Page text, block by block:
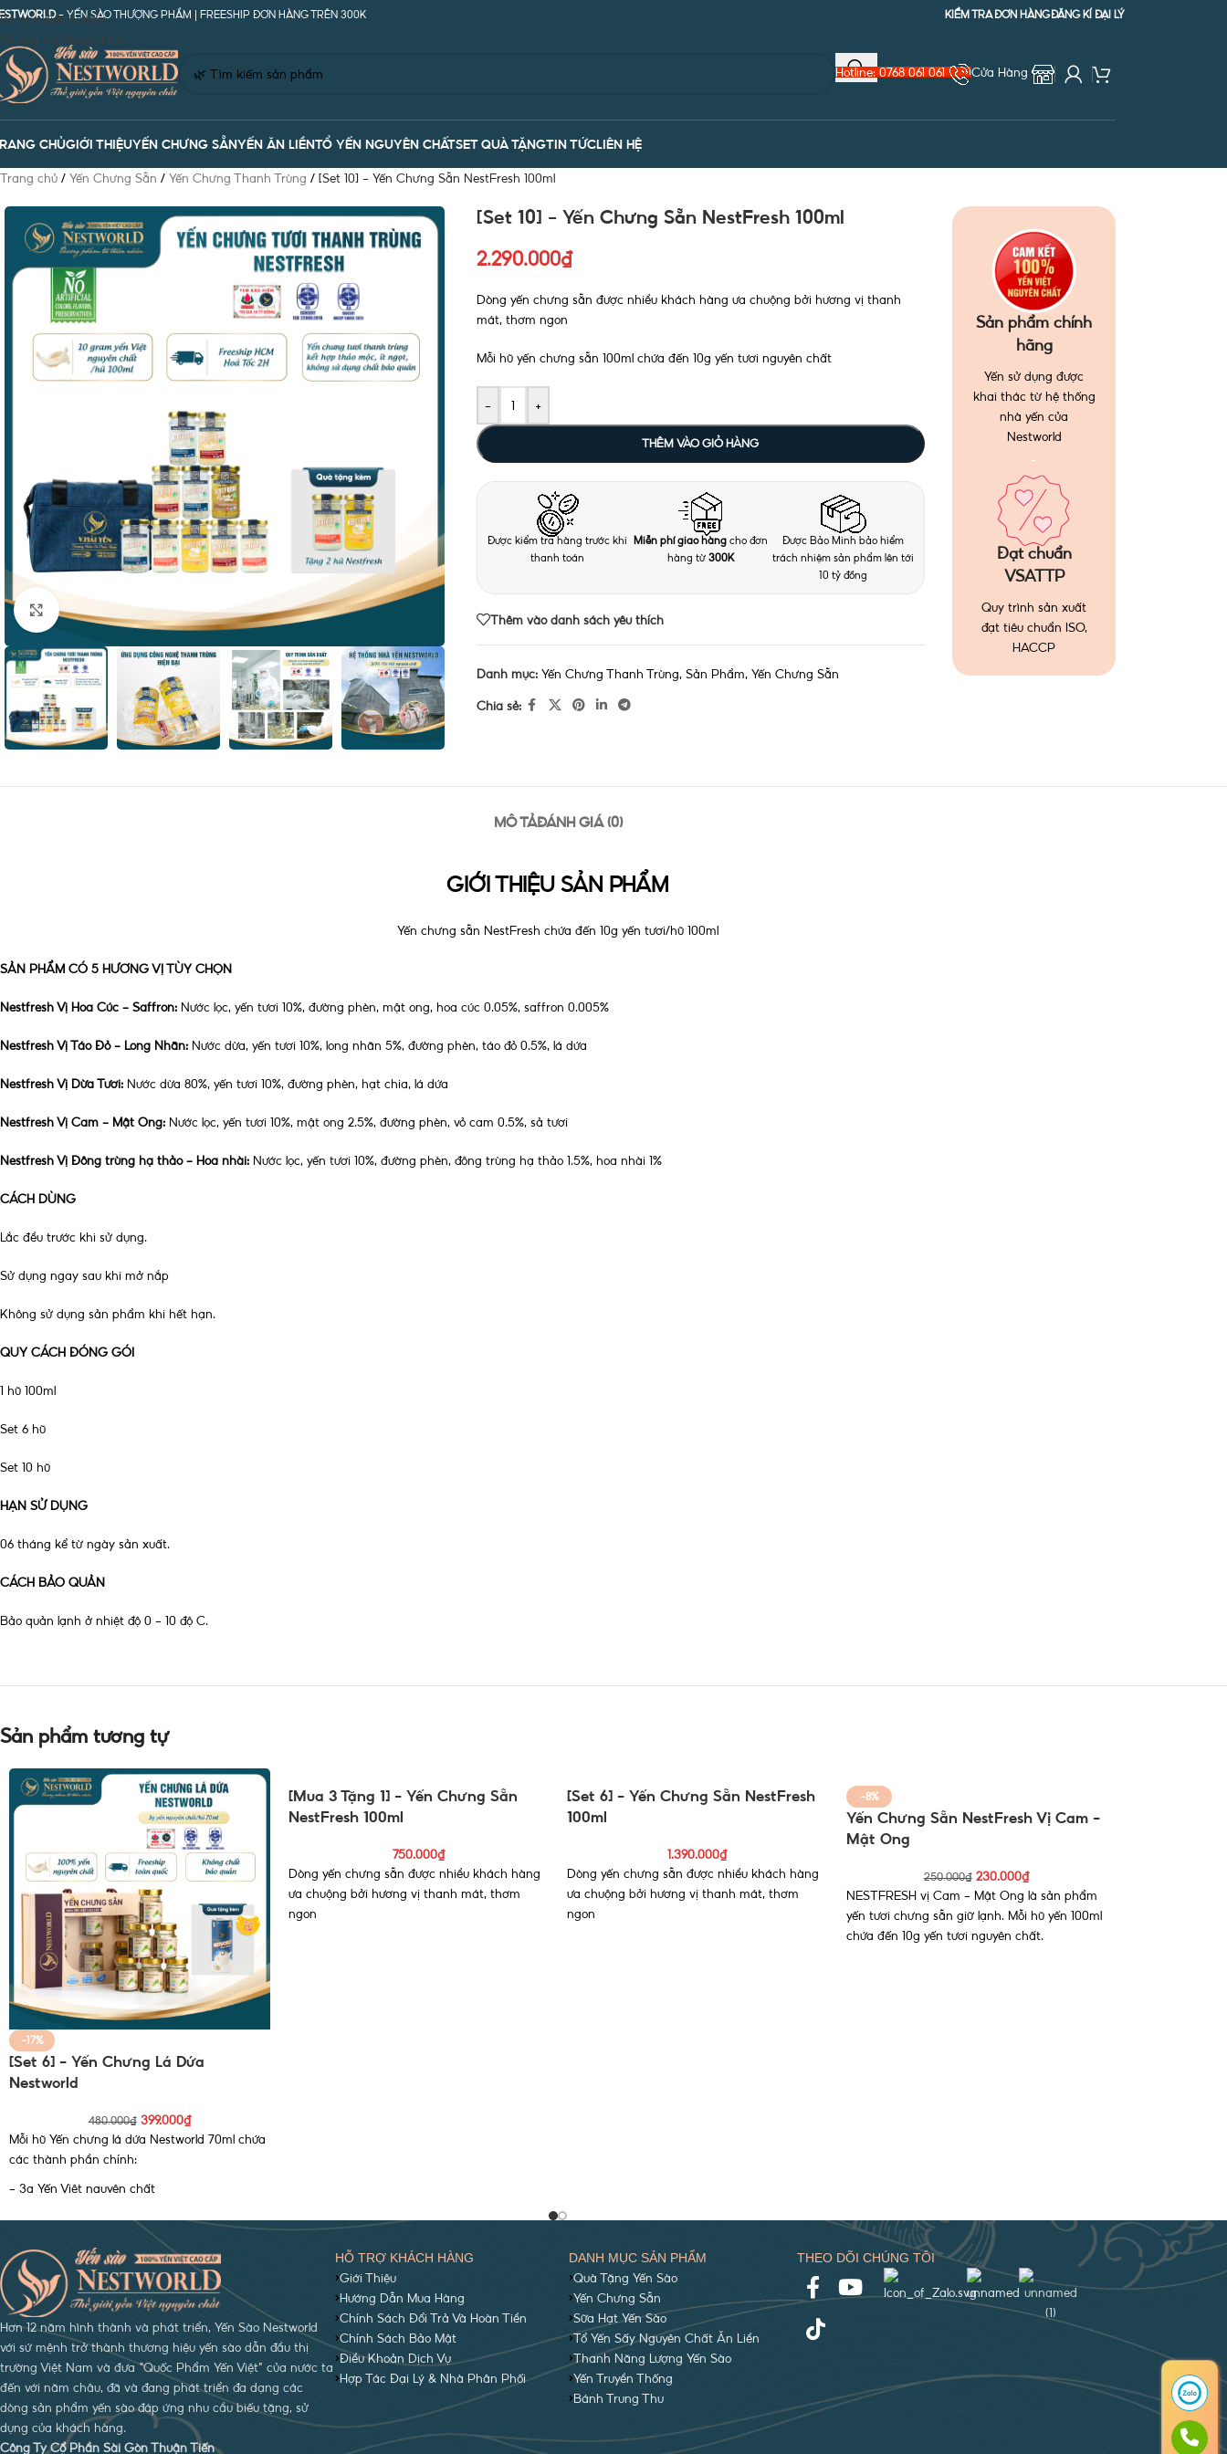
Bỏ qua điều hướng
Bỏ qua nội dung chính
- YẾN SÀO THƯỢNG PHẦM | FREESHIP ĐƠN HÀNG TRÊN 300K KIỂM TRA ĐƠN HÀNG ĐĂNG KÍ ĐẠI LÝ
Hotline: 0768 061 061 Cửa Hàng
CHỦGIỚI THIỆUYẾN CHƯNG SẴNYẾN ĂN LIỀNTỔ YẾN NGUYÊN CHẤTSET QUÀ TẶNGTIN TỨC LIÊN HỆ
Trang chủ / Yến Chưng Sẵn / Yến Chưng Thanh Trùng / [Set 10] – Yến Chưng Sẵn NestFresh 100ml
Nhấp để phóng to
[Set 10] – Yến Chưng Sẵn NestFresh 100ml
2.290.000₫
Dòng yến chưng sẵn được nhiều khách hàng ưa chuộng bởi hương vị thanh
mát, thơm ngon
Mỗi hũ yến chưng sẵn 100ml chứa đến 10g yến tươi nguyên chất
- +
THÊM VÀO GIỎ HÀNG
Được kiểm tra hàng trước khi
thanh toán
Miễn phí giao hàngcho đơn
hàng từ 300K
Được Bảo Minh bảo hiểm
trách nhiệm sản phẩm lên tới
10 tỷ đồng
Thêm vào danh sách yêu thích
Danh mục: Yến Chưng Thanh Trùng Sản Phẩm Yến Chưng Sẵn
Chia sẻ:
Sản phẩm chính
hãng
Yến sử dụng được
khai thác từ hệ thống
nhà yến của
Nestworld
Đạt chuẩn
VSATTP
Quy trình sản xuất
đạt tiêu chuẩn ISO,
HACCP
MÔ TẢĐÁNH GIÁ (0)
GIỚI THIỆU SẢN PHẨM
Yến chưng sẵn NestFresh chứa đến 10g yến tươi/hũ 100ml
SẢN PHẨM CÓ 5 HƯƠNG VỊ TÙY CHỌN
Nestfresh Vị Hoa Cúc – Saffron: Nước lọc, yến tươi 10%, đường phèn, mật ong, hoa cúc 0.05%, saffron 0.005%
Nestfresh Vị Táo Đỏ – Long Nhãn: Nước dừa, yến tươi 10%, long nhãn 5%, đường phèn, táo đỏ 0.5%, lá dứa
Nestfresh Vị Dừa Tươi: Nước dừa 80%, yến tươi 10%, đường phèn, hạt chia, lá dứa
Nestfresh Vị Cam – Mật Ong: Nước lọc, yến tươi 10%, mật ong 2.5%, đường phèn, vỏ cam 0.5%, sả tươi
Nestfresh Vị Đông trùng hạ thảo – Hoa nhài: Nước lọc, yến tươi 10%, đường phèn, đông trùng hạ thảo 1.5%, hoa nhài 1%
CÁCH DÙNG
Lắc đều trước khi sử dụng.
Sử dụng ngay sau khi mở nắp
Không sử dụng sản phẩm khi hết hạn.
QUY CÁCH ĐÓNG GÓI
1 hũ 100ml
Set 6 hũ
Set 10 hũ
HẠN SỬ DỤNG
06 tháng kể từ ngày sản xuất.
CÁCH BẢO QUẢN
Bảo quản lạnh ở nhiệt độ 0 – 10 độ C.
Sản phẩm tương tự
-17%
[Set 6] – Yến Chưng Lá Dứa
Nestworld
480.000₫ 399.000₫
Mỗi hũ Yến chưng lá dứa Nestworld 70ml chứa
các thành phần chính:
- 3g Yến Việt nguyên chất
Ngoài ra còn có thành phần gừng và hạt chia
làm tăng hương vị thơm ngon của hũ yến
chưng.
[Mua 3 Tặng 1] – Yến Chưng Sẵn
NestFresh 100ml
750.000₫
Dòng yến chưng sẵn được nhiều khách hàng
ưa chuộng bởi hương vị thanh mát, thơm
ngon
[Set 6] – Yến Chưng Sẵn NestFresh
100ml
1.390.000₫
Dòng yến chưng sẵn được nhiều khách hàng
ưa chuộng bởi hương vị thanh mát, thơm
ngon
-8%
Yến Chưng Sẵn NestFresh Vị Cam –
Mật Ong
250.000₫ 230.000₫
NESTFRESH vị Cam – Mật Ong là sản phẩm
yến tươi chưng sẵn giữ lạnh.
Mỗi hũ yến 100ml
chứa đến 10g yến tươi nguyên chất.
Hơn 12 năm hình thành và phát triển, Yến Sào Nestworld
với sứ mệnh trở thành thương hiệu yến sào dẫn đầu thị
trường Việt Nam và đưa “Quốc Phẩm Yến Việt” của nước ta
đến với năm châu, đã và đang phát triển đa dạng các
dòng sản phẩm yến sào đáp ứng nhu cầu biếu tặng, sử
dụng của khách hàng.
Công Ty Cổ Phần Sài Gòn Thuận Tiến
HỖ TRỢ KHÁCH HÀNG
Giới Thiệu
Hướng Dẫn Mua Hàng
Chính Sách Đổi Trả Và Hoàn Tiền
Chính Sách Bảo Mật
Điều Khoản Dịch Vụ
Hợp Tác Đại Lý & Nhà Phân Phối
DANH MỤC SẢN PHẨM
Quà Tặng Yến Sào
Yến Chưng Sẵn
Sữa Hạt Yến Sào
Tổ Yến Sấy Nguyên Chất Ăn Liền
Thanh Năng Lượng Yến Sào
Yến Truyền Thống
Bánh Trung Thu
THEO DÕI CHÚNG TÔI